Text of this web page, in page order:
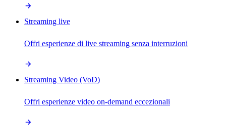
Streaming live
Offri esperienze di live streaming senza interruzioni
Streaming Video (VoD)
Offri esperienze video on-demand eccezionali